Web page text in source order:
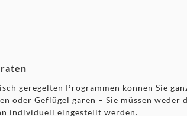
geregelten Programmen können Sie
oder Geflügel garen – Sie müssen
individuell eingestellt werden.